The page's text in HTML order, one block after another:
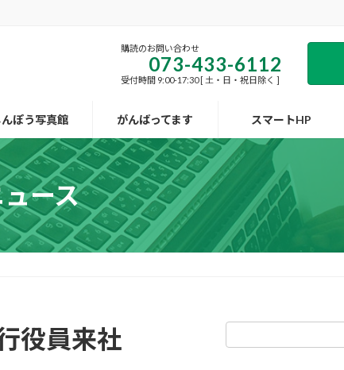
購読のお問い合わせ
073-433-6112
受付時間 9:00-17:30 [ 土・日・祝日除く ]
んぽう写真館 がんばってます スマートHP
ース
役員来社